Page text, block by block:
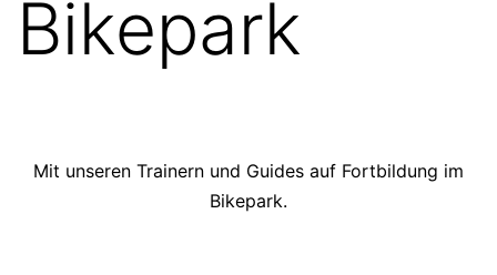
Bikepark
Mit unseren Trainern und Guides auf Fortbildung im
Bikepark.